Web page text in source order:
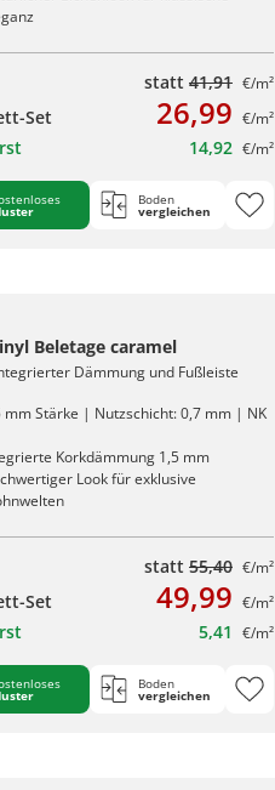
statt 41,91 €/m²
Set 26,99 €/m²
14,92 €/m²
Boden
vergleichen
Beletage caramel
Dämmung und Fußleiste
mm Stärke | Nutzschicht: 0,7 mm | NK
Korkdämmung 1,5 mm
Look für exklusive
statt 55,40 €/m²
Set 49,99 €/m²
5,41 €/m²
Boden
vergleichen